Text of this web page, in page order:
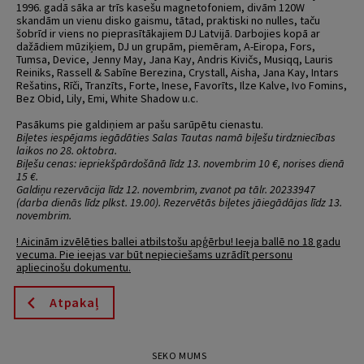
1996. gadā sāka ar trīs kasešu magnetofoniem, divām 120W
skandām un vienu disko gaismu, tātad, praktiski no nulles, taču
šobrīd ir viens no pieprasītākajiem DJ Latvijā. Darbojies kopā ar
dažādiem mūziķiem, DJ un grupām, piemēram, A-Eiropa, Fors,
Tumsa, Device, Jenny May, Jana Kay, Andris Kivičs, Musiqq, Lauris
Reiniks, Rassell & Sabīne Berezina, Crystall, Aisha, Jana Kay, Intars
Rešatins, Rīči, Tranzīts, Forte, Inese, Favorīts, Ilze Kalve, Ivo Fomins,
Bez Obid, Lily, Emi, White Shadow u.c.
Pasākums pie galdiņiem ar pašu sarūpētu cienastu.
Biļetes iespējams iegādāties Salas Tautas namā biļešu tirdzniecības
laikos no 28. oktobra.
Biļešu cenas: iepriekšpārdošānā līdz 13. novembrim 10 €, norises dienā
15 €.
Galdiņu rezervācija līdz 12. novembrim, zvanot pa tālr. 20233947
(darba dienās līdz plkst. 19.00). Rezervētās biļetes jāiegādājas līdz 13.
novembrim.
! Aicinām izvēlēties ballei atbilstošu apģērbu! Ieeja ballē no 18 gadu
vecuma. Pie ieejas var būt nepieciešams uzrādīt personu
apliecinošu dokumentu.
Atpakaļ
SEKO MUMS